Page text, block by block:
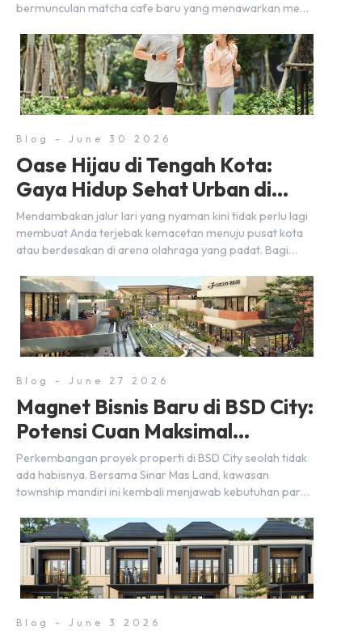
bermunculan matcha cafe baru yang menawarkan menu
nyaman, baik untuk produktif bekerja (WFC) maupun
sekadar bersantai bersama orang terdekat. Kabar
baiknya, deretan kafe hits ini tersebar di lokasi-lokasi
strategis yang sangat […]
Blog - June 30 2026
Oase Hijau di Tengah Kota:
Gaya Hidup Sehat Urban di
BSD City
Mendambakan jalur lari yang nyaman kini tidak perlu lagi
membuat Anda terjebak kemacetan menuju pusat kota
atau berdesakan di arena olahraga yang padat. Bagi
langsung di lingkungan sekitar yang rindang, estetik, dan
menenangkan. Sebagai kawasan township terpadu, BSD
City terus bertransformasi menjadi area hunian modern
yang sangat mendukung […]
Blog - June 27 2026
Magnet Bisnis Baru di BSD City:
Potensi Cuan Maksimal
Selangkah dari Stasiun
Perkembangan proyek properti di BSD City seolah tidak
ada habisnya. Bersama Sinar Mas Land, kawasan
township mandiri ini kembali menjawab kebutuhan para
lewat kehadiran Wander Alley Walk. Ruko terbaru di BSD
City ini datang dengan keunggulan geografis yang
sangat strategis. Letaknya menempel langsung dengan
dua pusat pergerakan massa […]
Blog - June 3 2026